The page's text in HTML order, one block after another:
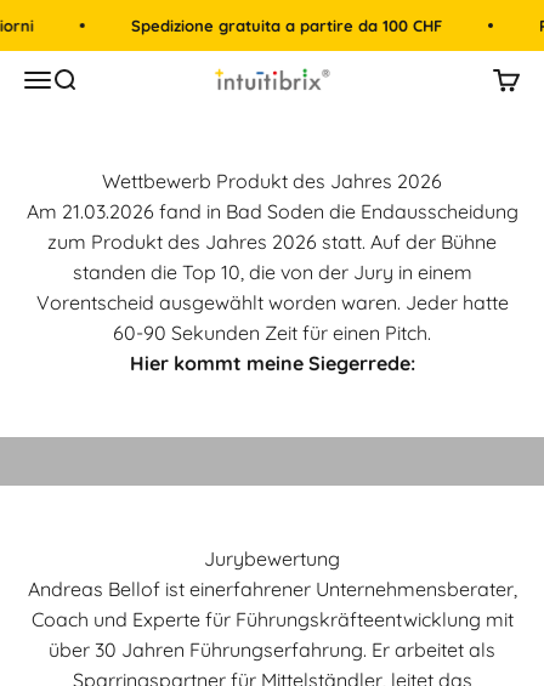
Vai al contenutoSpedizione gratuita a partire da 100 CHF
MenùCerca intuitibrix.ch | Spielend Mathe lernen
Wettbewerb Produkt des Jahres 2026
Am 21.03.2026 fand in Bad Soden die Endausscheidung
zum Produkt des Jahres 2026 statt. Auf der Bühne
standen die Top 10, die von der Jury in einem
Vorentscheid ausgewählt worden waren. Jeder hatte
60-90 Sekunden Zeit für einen Pitch.
Hier kommt meine Siegerrede:
Jurybewertung
Andreas Bellof ist einerfahrener Unternehmensberater,
Coach und Experte für Führungskräfteentwicklung mit
über 30 Jahren Führungserfahrung. Er arbeitet als
Sparringspartner für Mittelständler, leitet das